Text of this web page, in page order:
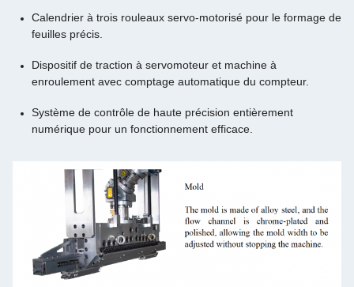
Calendrier à trois rouleaux servo-motorisé pour le formage de
feuilles précis.
Dispositif de traction à servomoteur et machine à
enroulement avec comptage automatique du compteur.
Système de contrôle de haute précision entièrement
numérique pour un fonctionnement efficace.